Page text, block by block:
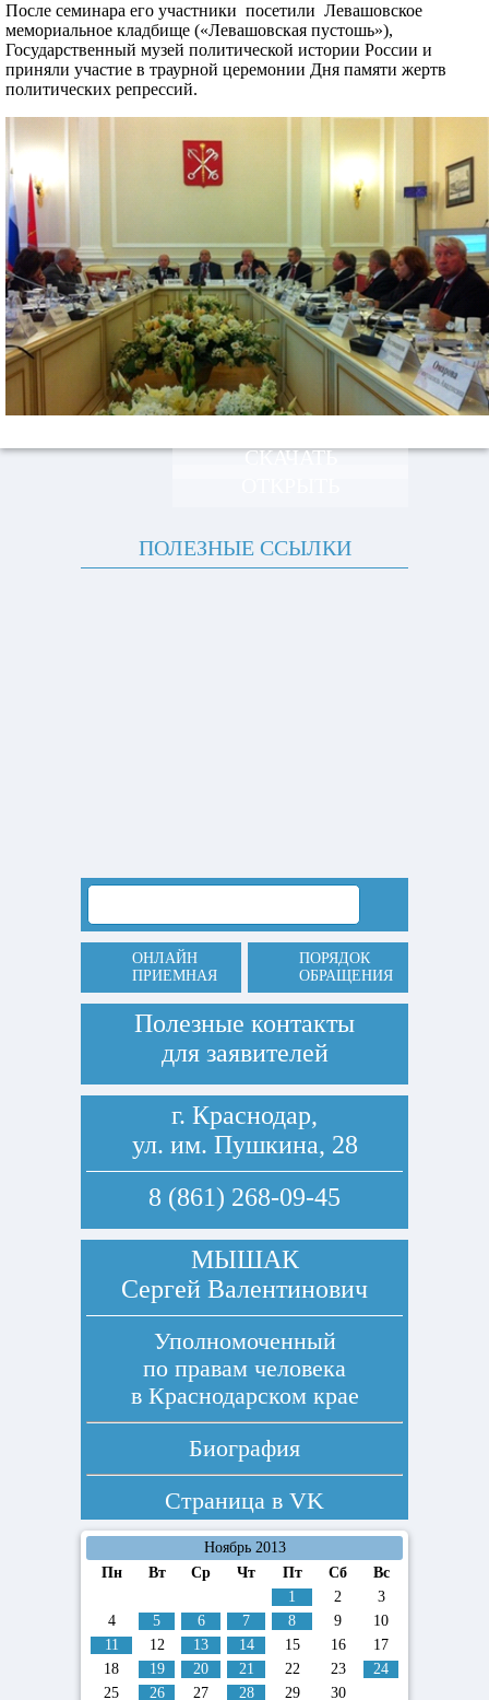
После семинара его участники посетили Левашовское
мемориальное кладбище («Левашовская пустошь»),
Государственный музей политической истории России и
приняли участие в траурной церемонии Дня памяти жертв
политических репрессий.
СКАЧАТЬ
ПОЛЕЗНЫЕ ССЫЛКИ
ОНЛАЙН
ПРИЕМНАЯ
ПОРЯДОК
ОБРАЩЕНИЯ
Полезные контакты
для заявителей
г. Краснодар,
ул. им. Пушкина, 28
8 (861) 268-09-45
МЫШАК
Сергей Валентинович
Уполномоченный
по правам человека
в Краснодарском крае
Биография
Страница в VK
Ноябрь 2013
Пн
Вт Ср Чт Пт Сб
Вс
1
2
3
4
5 6 7 8 9
10
11
12 13 14 15 16
17
18
19 20 21 22 23
24
25
26 27 28 29 30